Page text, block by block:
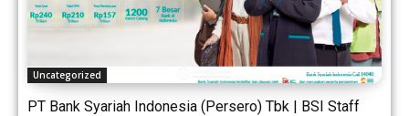
Uncategorized
PT Bank Syariah Indonesia (Persero) Tbk | BSI Staff